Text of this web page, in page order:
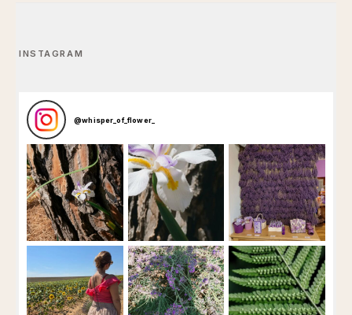
INSTAGRAM
@whisper_of_flower_